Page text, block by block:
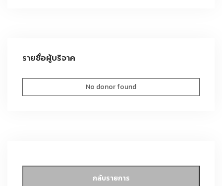
รายชื่อผู้บริจาค
No donor found
กลับรายการ